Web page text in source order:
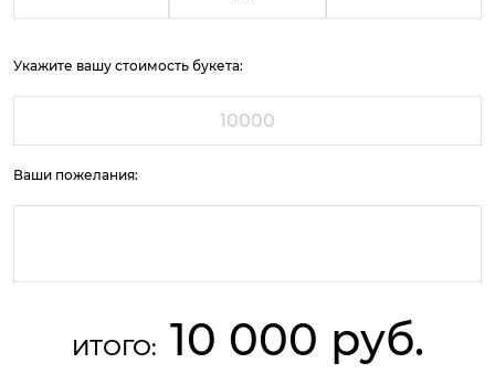
Укажите вашу стоимость букета:
Ваши пожелания:
ИТОГО: 10 000 руб.